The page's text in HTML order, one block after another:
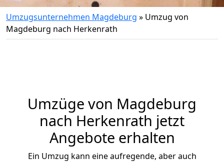
Umzugsunternehmen Magdeburg » Umzug von
Magdeburg nach Herkenrath
Umzüge von Magdeburg
nach Herkenrath jetzt
Angebote erhalten
Ein Umzug kann eine aufregende, aber auch